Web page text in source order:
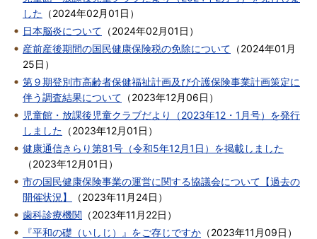
した （2024年02月01日 ）
日本脳炎について （2024年02月01日 ）
産前産後期間の国民健康保険税の免除について （2024年01月
25日 ）
第９期登別市高齢者保健福祉計画及び介護保険事業計画策定に
伴う調査結果について （2023年12月06日 ）
児童館・放課後児童クラブだより（2023年12・1月号）を発行
しました （2023年12月01日 ）
健康通信きらり第81号（令和5年12月1日）を掲載しました
（2023年12月01日 ）
市の国民健康保険事業の運営に関する協議会について【過去の
開催状況】
（2023年11月24日 ）
歯科診療機関 （2023年11月22日 ）
『平和の礎（いしじ）』をご存じですか （2023年11月09日 ）